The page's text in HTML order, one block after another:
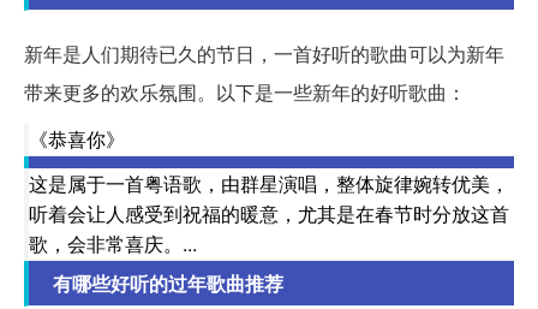
新年是人们期待已久的节日，一首好听的歌曲可以为新年
带来更多的欢乐氛围。以下是一些新年的好听歌曲：
《恭喜你》
这是属于一首粤语歌，由群星演唱，整体旋律婉转优美，
听着会让人感受到祝福的暖意，尤其是在春节时分放这首
歌，会非常喜庆。...
有哪些好听的过年歌曲推荐